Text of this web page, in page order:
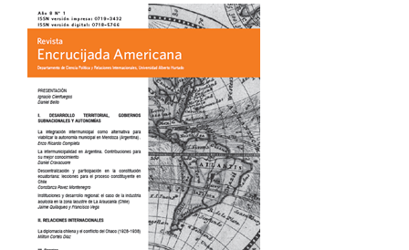
Barra
lateral
del
artículo